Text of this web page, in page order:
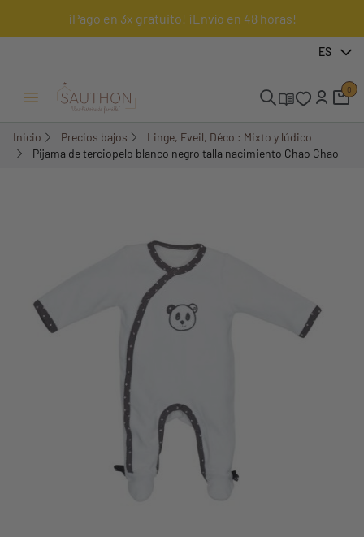
¡Pago en 3x gratuito! ¡Envío en 48 horas!
ES
Menú Abrir/Cerrar
0
Inicio Precios bajos
Linge, Eveil, Déco : Mixto y lúdico
Pijama de terciopelo blanco negro talla nacimiento Chao Chao